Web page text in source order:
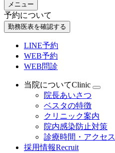
メニュー
予約について
勤務医表を確認する
LINE予約
WEB予約
WEB問診
当院についてClinic
院長あいさつ
ベスタの特徴
クリニック案内
院内感染防止対策
診療時間・アクセス
採用情報Recruit